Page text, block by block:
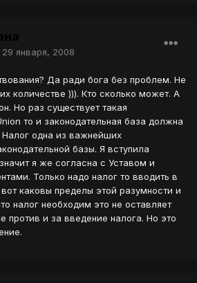
29 января, 2008
Да ради бога без проблем. Не
количестве ))). Кто сколько может. А
Но раз существует такая
то и законодательная база должна
Налог одна из важнейших
базы. Я вступила
я же согласна с Уставом и
Только надо налог то вводить в
каковы пределы этой разумности и
налог необходим это не оставляет
против и за введение налога. Но это